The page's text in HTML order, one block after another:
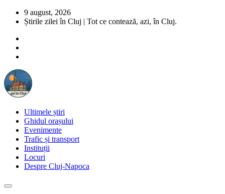
9 august, 2026
Știrile zilei în Cluj | Tot ce contează, azi, în Cluj.
Ultimele știri
Ghidul orașului
Evenimente
Trafic și transport
Instituții
Locuri
Despre Cluj-Napoca